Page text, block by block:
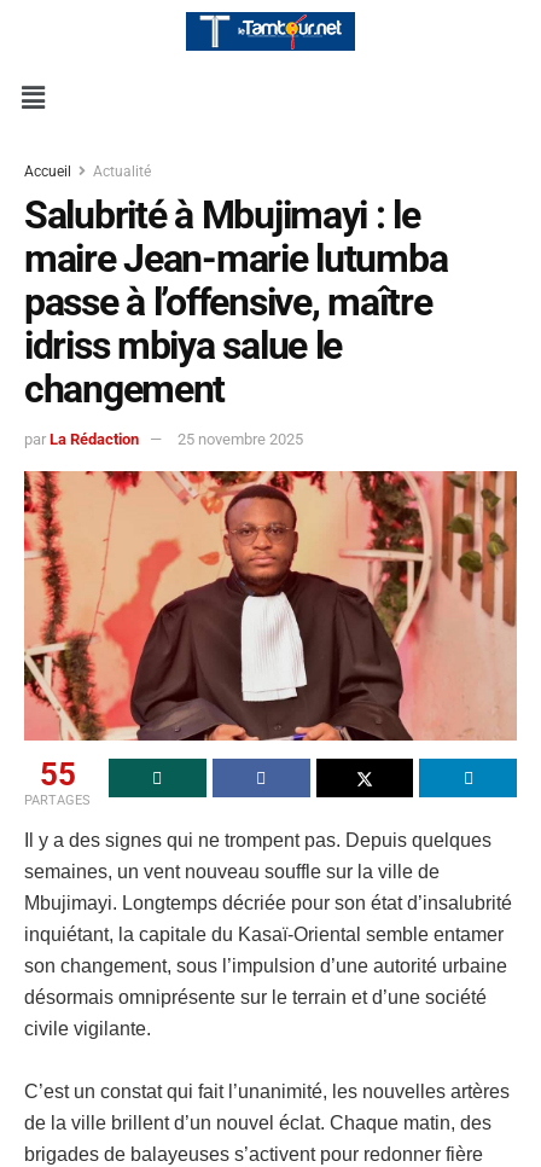
Accueil Actualité
Salubrité à Mbujimayi : le
maire Jean-marie lutumba
passe à l’offensive, maître
idriss mbiya salue le
changement
par La Rédaction 25 novembre 2025
55
PARTAGES
Il y a des signes qui ne trompent pas. Depuis quelques
semaines, un vent nouveau souffle sur la ville de
Mbujimayi. Longtemps décriée pour son état d’insalubrité
inquiétant, la capitale du Kasaï-Oriental semble entamer
son changement, sous l’impulsion d’une autorité urbaine
désormais omniprésente sur le terrain et d’une société
civile vigilante.
C’est un constat qui fait l’unanimité, les nouvelles artères
de la ville brillent d’un nouvel éclat. Chaque matin, des
brigades de balayeuses s’activent pour redonner fière